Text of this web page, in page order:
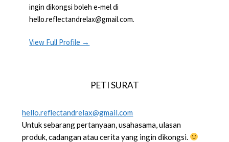
ingin dikongsi boleh e-mel di
hello.reflectandrelax@gmail.com.
View Full Profile →
PETI SURAT
hello.reflectandrelax@gmail.com
Untuk sebarang pertanyaan, usahasama, ulasan
produk, cadangan atau cerita yang ingin dikongsi.